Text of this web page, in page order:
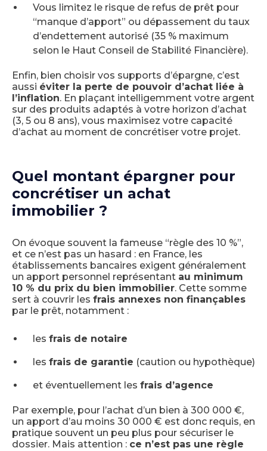
Vous limitez le risque de refus de prêt pour
“manque d’apport” ou dépassement du taux
d’endettement autorisé (35 % maximum
selon le Haut Conseil de Stabilité Financière).
Enfin, bien choisir vos supports d’épargne, c’est
aussi éviter la perte de pouvoir d’achat liée à
l’inflation. En plaçant intelligemment votre argent
sur des produits adaptés à votre horizon d’achat
(3, 5 ou 8 ans), vous maximisez votre capacité
d’achat au moment de concrétiser votre projet.
Quel montant épargner pour
concrétiser un achat
immobilier ?
On évoque souvent la fameuse “règle des 10 %”,
et ce n’est pas un hasard : en France, les
établissements bancaires exigent généralement
un apport personnel représentant au minimum
10 % du prix du bien immobilier. Cette somme
sert à couvrir les frais annexes non finançables
par le prêt, notamment :
les frais de notaire
les frais de garantie (caution ou hypothèque)
et éventuellement les frais d’agence
Par exemple, pour l’achat d’un bien à 300 000 €,
un apport d’au moins 30 000 € est donc requis, en
pratique souvent un peu plus pour sécuriser le
dossier. Mais attention : ce n’est pas une règle